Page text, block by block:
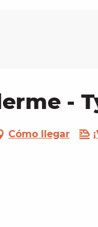
-
Cómo llegar